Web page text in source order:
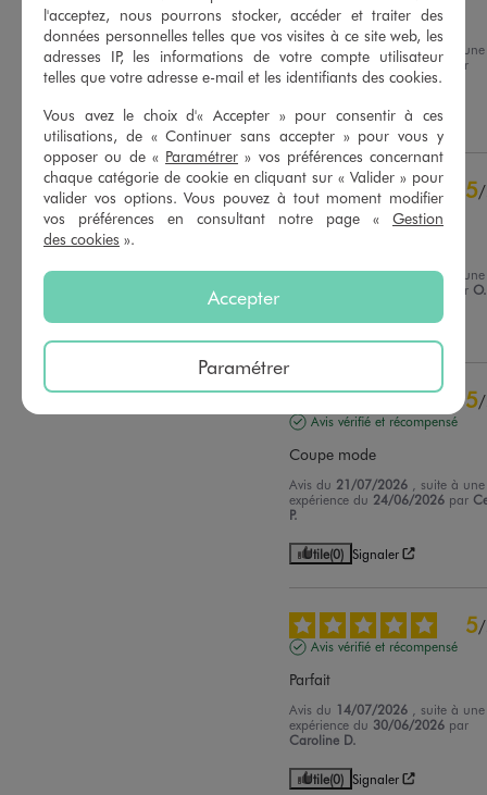
Basé sur 19 avis soumis à un
contrôle
Voir tous les avis sur ce site
5étoiles
17
4étoiles
2
3étoiles
0
2étoiles
0
1étoile
Oks
Avis du 22/07/2026
, suite à une
expérience du
09/07/2026
par
Véronique V.
Utile (0) Signaler
5/
Avis vérifié et récompensé
Avis du21/07/2026 , suite à une
par
Utile(0) Signaler
5/
Avis vérifié et récompensé
Coupe mode
Avis du 21/07/2026
, suite à une
expérience du 24/06/2026 par
P.
Utile(0) Signaler
5/
Avis vérifié et récompensé
Parfait
Avis du 14/07/2026
, suite à une
expérience du 30/06/2026 par
Caroline D.
Utile(0) Signaler
l'acceptez, nous pourrons stocker, accéder et traiter des
données personnelles telles que vos visites à ce site web, les
adresses IP, les informations de votre compte utilisateur
telles que votre adresse e-mail et les identifiants des cookies.
Vous avez le choix d'« Accepter » pour consentir à ces
utilisations, de « Continuer sans accepter » pour vous y
opposer ou de « Paramétrer » vos préférences concernant
chaque catégorie de cookie en cliquant sur « Valider » pour
valider vos options. Vous pouvez à tout moment modifier
vos préférences en consultant notre page « Gestion
des cookies ».
Accepter
Paramétrer